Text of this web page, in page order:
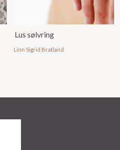
Lus sølvring
Linn Sigrid Bratland